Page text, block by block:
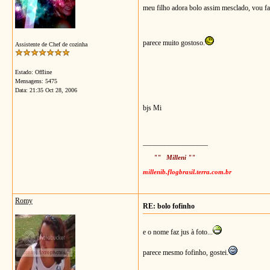
Assistente de Chef de cozinha
Estado: Offline
Mensagens: 5475
Data: 21:35 Oct 28, 2006
meu filho adora bolo assim mesclado, vou
parece muito gostoso.
bjs Mi
"" Milleni ""
millenib.flogbrasil.terra.com.br
Romy
RE: bolo fofinho
e o nome faz jus à foto...
parece mesmo fofinho, gostei.